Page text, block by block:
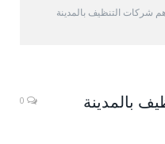
شركات التنظيف بالمدينة
بالمدينة